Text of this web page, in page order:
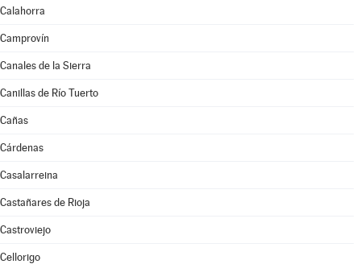
Calahorra
Camprovín
Canales de la Sierra
Canillas de Río Tuerto
Cañas
Cárdenas
Casalarreina
Castañares de Rioja
Castroviejo
Cellorigo